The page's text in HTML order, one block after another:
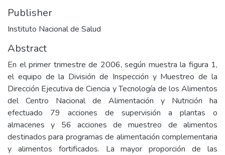
Publisher
Instituto Nacional de Salud
Abstract
En el primer trimestre de 2006, según muestra la figura 1,
el equipo de la División de Inspección y Muestreo de la
Dirección Ejecutiva de Ciencia y Tecnología de los Alimentos
del Centro Nacional de Alimentación y Nutrición ha
efectuado 79 acciones de supervisión a plantas o
almacenes y 56 acciones de muestreo de alimentos
destinados para programas de alimentación complementaria
y alimentos fortificados. La mayor proporción de las